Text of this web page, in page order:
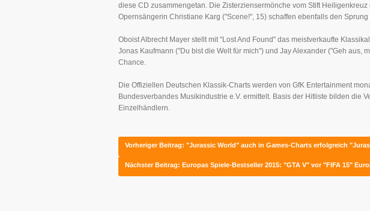
diese CD zusammengetan. Die Zisterziensermönche vom Stift Heiligenkreuz
Opernsängerin Christiane Karg ("Scene!", 15) schaffen ebenfalls den Sprung
Oboist Albrecht Mayer stellt mit "Lost And Found" das meistverkaufte
Jonas Kaufmann ("Du bist die Welt für mich") und Jay Alexander ("Geh aus,
Chance.
Die Offiziellen Deutschen Klassik-Charts werden von GfK Entertainment
Bundesverbandes Musikindustrie e.V. ermittelt. Basis der Hitliste bilden die
Einzelhändlern.
Vorheriger Beitrag: "Jurassic World" auch in Games-Charts erfolgreich
Nächster Beitrag: Europas Spiele-Bestseller 2015: "GTA V" vor "FIFA 15"